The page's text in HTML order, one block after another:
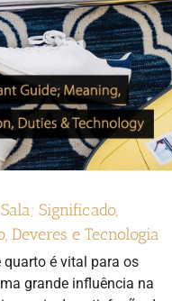
Significado,
Deveres e Tecnologia
quarto é vital para os
grande influência na